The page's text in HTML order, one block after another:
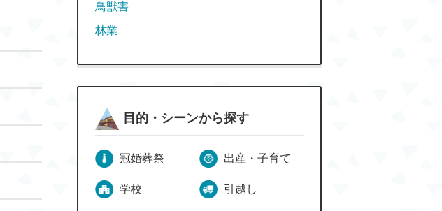
鳥獣害
林業
目的・シーンから探す
冠婚葬祭 出産・子育て
学校 引越し